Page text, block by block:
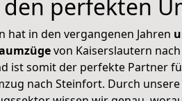
perfekten
hat in den vergangenen Jahren
von Kaiserslautern
ist somit der perfekte Partner
nach Steinfort. Durch unsere